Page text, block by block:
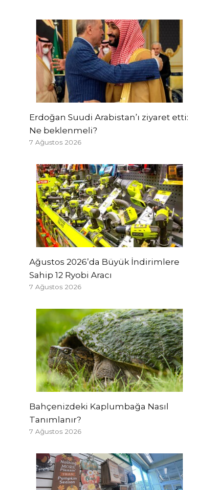
Erdoğan Suudi Arabistan’ı ziyaret etti:
Ne beklenmeli?
7 Ağustos 2026
Ağustos 2026’da Büyük İndirimlere
Sahip 12 Ryobi Aracı
7 Ağustos 2026
Bahçenizdeki Kaplumbağa Nasıl
Tanımlanır?
7 Ağustos 2026